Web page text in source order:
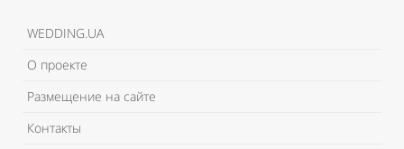
WEDDING.UA
О проекте
Размещение на сайте
Контакты